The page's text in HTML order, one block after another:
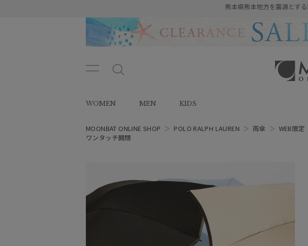
熊本県熊本地方を震源とす
ン
ュ
ー
タ
ン
SHOP（
WOMEN MEN KIDS
MOONBAT ONLINE SHOP ＞ POLO RALPH LAUREN ＞ 雨傘 ＞ WEB限
ワンタッチ開閉